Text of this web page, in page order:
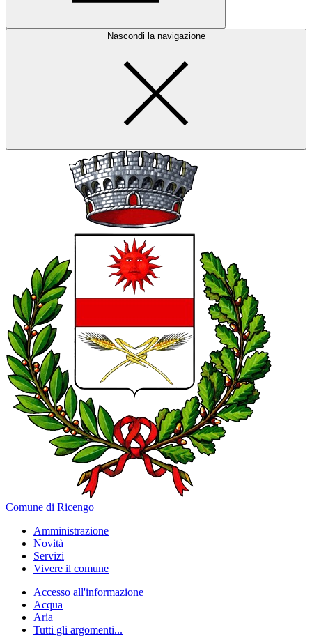
Nascondi la navigazione
Comune di Ricengo
Amministrazione
Novità
Servizi
Vivere il comune
Accesso all'informazione
Acqua
Aria
Tutti gli argomenti...